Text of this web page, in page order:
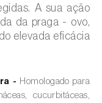
A sua ação
da praga - ovo,
elevada eficácia
- Homologado para
cucurbitáceas,